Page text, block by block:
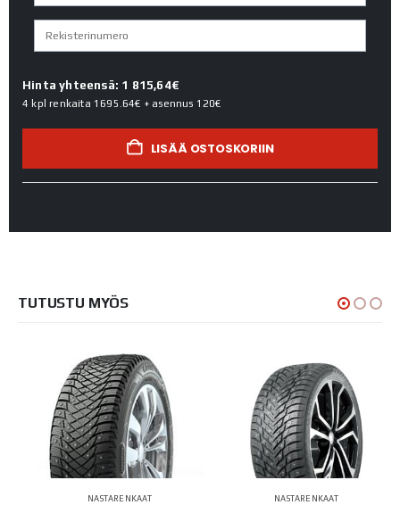
Hinta yhteensä: 1 815,64€
4 kpl renkaita 1695.64€ + asennus 120€
LISÄÄ OSTOSKORIIN
TUTUSTU MYÖS
NASTARENKAAT NASTARENKAAT